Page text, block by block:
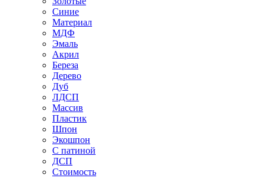
Синие
Материал
МДФ
Эмаль
Акрил
Береза
Дерево
Дуб
ЛДСП
Массив
Пластик
Шпон
Экошпон
С патиной
ДСП
Стоимость